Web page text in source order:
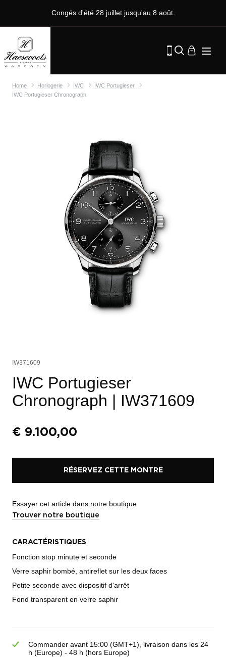
Congés d'été 28 juillet jusqu'au 8 août.
Home Horlogerie IWC
IWC Portugieser
IWC Portugieser Chronograph
IW371609
IWC Portugieser
Chronograph | IW371609
€ 9.100,00
RÉSERVEZ CETTE MONTRE
Essayer cet article dans notre boutique
Trouver notre boutique
CARACTÉRISTIQUES
Fonction stop minute et seconde
Verre saphir bombé, antireflet sur les deux faces
Petite seconde avec dispositif d'arrêt
Fond transparent en verre saphir
Commander avant 15:00 (GMT+1), livraison dans les 24
h (Europe) - 48 h (hors Europe)